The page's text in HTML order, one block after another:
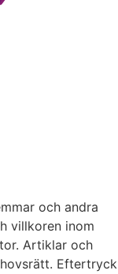
och andra
villkoren inom
Artiklar och
Eftertryck